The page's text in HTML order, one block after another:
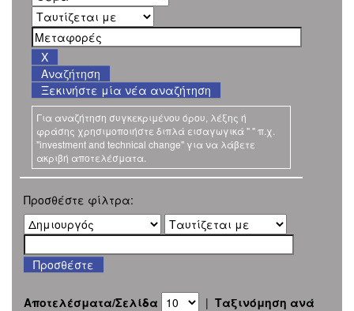
Ξεκινήστε μία νέα αναζήτηση
Για αναζήτηση συγκεκριμένου όρου, λέξης ή
φράσης χρησιμοποιήστε διπλά εισαγωγικά " " π.χ.
"investment and technical change" για να λάβετε
ακριβή αποτελέσματα.
Προσθέστε φίλτρα:
Αποτελέσματα/Σελίδα | Ταξινόμηση ανά